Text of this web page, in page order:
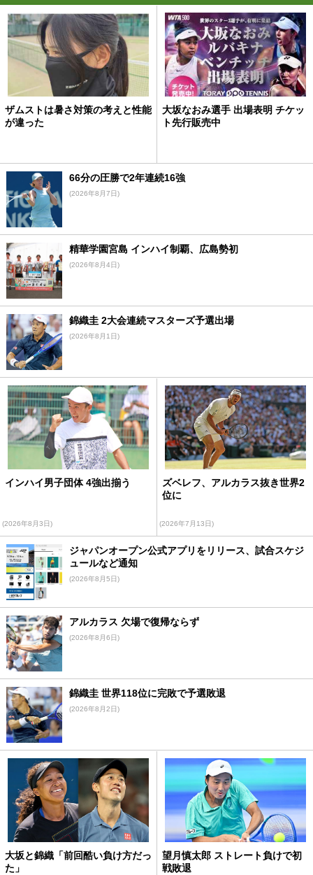
ザムストは暑さ対策の考えと性能
が違った
大坂なおみ選手 出場表明 チケッ
ト先行販売中
66分の圧勝で2年連続16強
(2026年8月7日)
精華学園宮島 インハイ制覇、広島勢初
(2026年8月4日)
錦織圭 2大会連続マスターズ予選出場
(2026年8月1日)
インハイ男子団体 4強出揃う
(2026年8月3日)
ズベレフ、アルカラス抜き世界2
位に
(2026年7月13日)
ジャパンオープン公式アプリをリリース、試合スケジ
ュールなど通知
(2026年8月5日)
アルカラス 欠場で復帰ならず
(2026年8月6日)
錦織圭 世界118位に完敗で予選敗退
(2026年8月2日)
大坂と錦織「前回酷い負け方だっ
た」
望月慎太郎 ストレート負けで初
戦敗退